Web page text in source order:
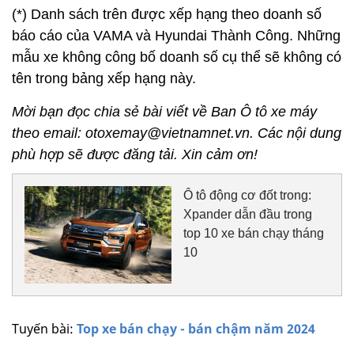
Tuyến bài: Top xe bán chạy - bán chậm năm 2024
(*) Danh sách trên được xếp hạng theo doanh số
báo cáo của VAMA và Hyundai Thành Công. Những
mẫu xe không công bố doanh số cụ thể sẽ không có
tên trong bảng xếp hạng này.
Mời bạn đọc chia sẻ bài viết về Ban Ô tô xe máy
theo email: otoxemay@vietnamnet.vn. Các nội dung
phù hợp sẽ được đăng tải. Xin cảm ơn!
Ô tô động cơ đốt trong:
Xpander dẫn đầu trong
top 10 xe bán chạy tháng
10